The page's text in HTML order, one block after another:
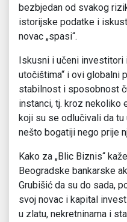
bezbjedan od svakog
istorijske podatke i
novac „spasi“.
Iskusni i učeni investitori
utočištima“ i ovi globalni
stabilnost i sposobnost
instanci, tj. kroz nekoliko
koji su se odlučivali da
nešto bogatiji nego prije
Kako za „Blic Biznis“
Beogradske bankarske
Grubišić da su do sada,
svoj novac i kapital
u zlatu, nekretninama i